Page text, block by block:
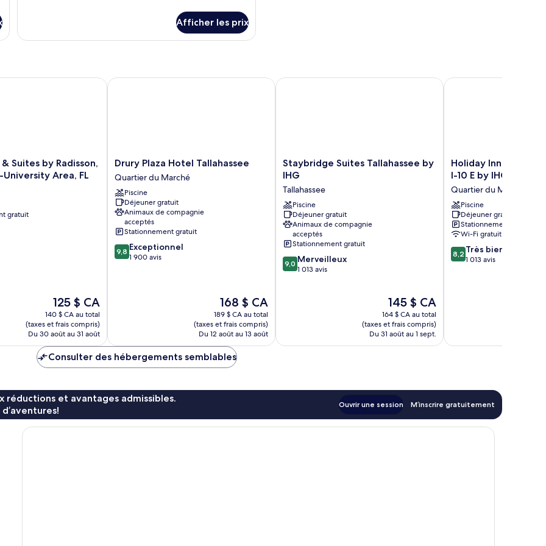
1
lit
1
et
Afficher les prix
Suites by Radisson,
University Area, FL
gratuit
Le
prix
est
de
125 $ CA
125 $ CA
140 $ CA au total
(taxes et frais compris)
Du 30 août au 31 août
by Radisson, Tallahassee-University Area, FL
Drury
Plaza
Hotel
Tallahassee
Quartier
du
Marché
Drury Plaza Hotel Tallahassee
Quartier du Marché
Piscine
Déjeuner gratuit
Animaux de compagnie
acceptés
Stationnement gratuit
9.8
sur
9,8 Exceptionnel
1 900 avis
Le
prix
est
de
168 $ CA
168 $ CA
189 $ CA au total
(taxes et frais compris)
Du 12 août au 13 août
Drury Plaza Hotel Tallahassee
Staybridge
Suites
by
IHG
Tallahassee
Staybridge Suites Tallahassee by
IHG
Tallahassee
Piscine
Déjeuner gratuit
Animaux de compagnie
acceptés
Stationnement gratuit
9.0
sur
9,0 Merveilleux
1 013 avis
Le
prix
est
de
145 $ CA
145 $ CA
164 $ CA au total
(taxes et frais compris)
Du 31 août au 1 sept.
Staybridge Suites Tallahassee by IHG
Holiday
Inn
Tallahassee
-
I-
10
E
by
IHG
Holiday Inn Express
I-10 E by IHG
Quartier du Marché
Piscine
Déjeuner gratuit
Stationnement gratuit
Wi-Fi gratuit
8.2
sur
8,2 Très bien
1 013 avis
Holiday Inn Express
Consulter des hébergements semblables
réductions et avantages admissibles.
Ouvrir une session M’inscrire gratuitement